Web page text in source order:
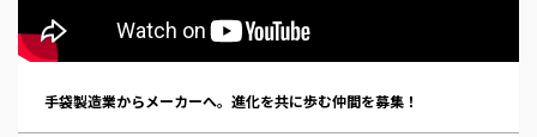
手袋製造業からメーカーへ。進化を共に歩む仲間を募集！